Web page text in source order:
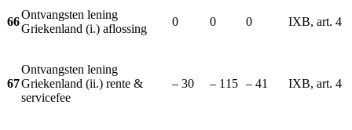
66
Ontvangsten lening
Griekenland (i.) aflossing
0 0 0 IXB, art. 4
67
Ontvangsten lening
Griekenland (ii.) rente &
servicefee
– 30 – 115 – 41 IXB, art. 4